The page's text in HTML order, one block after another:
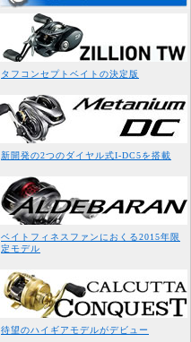
タフコンセプトベイトの決定版
新開発の2つのダイヤル式I-DC5を搭載
ベイトフィネスファンにおくる2015年限
定モデル
待望のハイギアモデルがデビュー